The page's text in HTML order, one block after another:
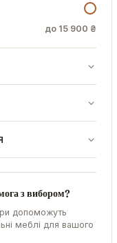
до 15 900 ₴
з вибором?
допоможуть
меблі для вашого